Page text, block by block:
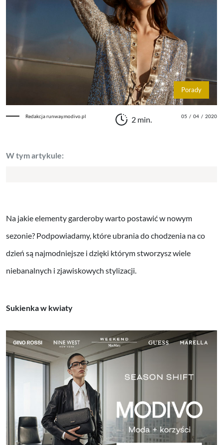
Porady
Redakcja runway.modivo.pl 2 min. 05 / 04 / 2020
W tym artykule:
Na jakie elementy garderoby warto postawić w nowym
sezonie? Podpowiadamy, które ubrania do chodzenia na co
dzień są najmodniejsze i dzięki którym stworzysz wiele
niebanalnych i zjawiskowych stylizacji.
Sukienka w kwiaty